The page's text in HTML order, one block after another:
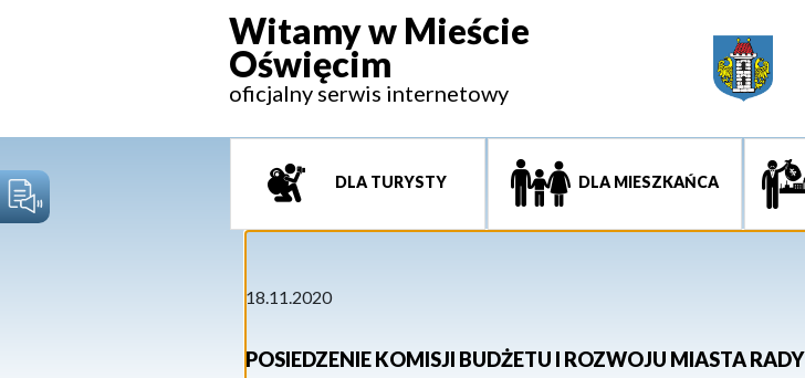
Witamy w Mieście
Oświęcim
oficjalny serwis internetowy
DLA TURYSTY DLA MIESZKAŃCA
18.11.2020
POSIEDZENIE KOMISJI BUDŻETU I ROZWOJU MIASTA